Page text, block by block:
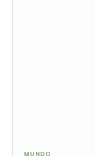
MUNDO